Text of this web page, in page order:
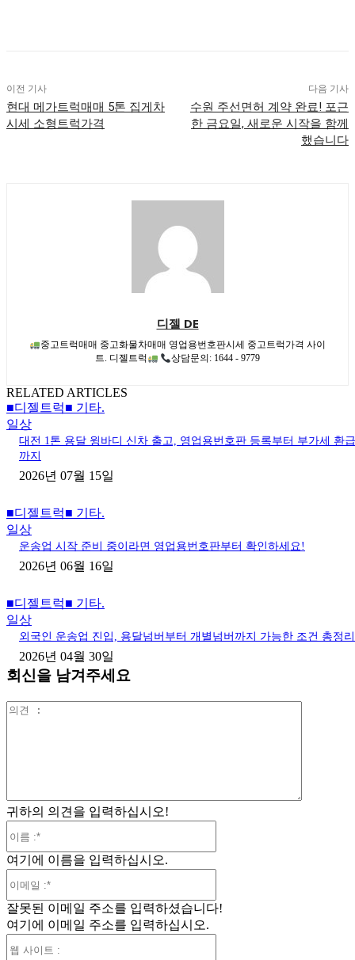
이전 기사
현대 메가트럭매매 5톤 집게차
시세 소형트럭가격
다음 기사
수원 주선면허 계약 완료! 포근
한 금요일, 새로운 시작을 함께
했습니다
디젤 DE
중고트럭매매 중고화물차매매 영업용번호판시세 중고트럭가격 사이
트. 디젤트럭
상담문의: 1644 - 9779
RELATED ARTICLES
■디젤트럭■ 기타.
일상
대전 1톤 용달 윙바디 신차 출고, 영업용번호판 등록부터 부가세 환급
까지
2026년 07월 15일
■디젤트럭■ 기타.
일상
운송업 시작 준비 중이라면 영업용번호판부터 확인하세요!
2026년 06월 16일
■디젤트럭■ 기타.
일상
외국인 운송업 진입, 용달넘버부터 개별넘버까지 가능한 조건 총정리
2026년 04월 30일
회신을 남겨주세요
귀하의 의견을 입력하십시오!
여기에 이름을 입력하십시오.
일
잘못된 이메일 주소를 입력하셨습니다!
여기에 이메일 주소를 입력하십시오.